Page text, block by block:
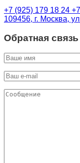
+7 (925) 179 18 24
109456, г. Москва,
Обратная связь